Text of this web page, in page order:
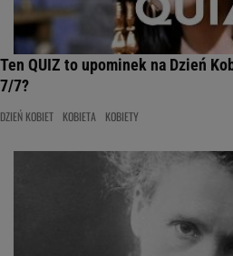
Ten QUIZ to upominek na Dzień
7/7?
DZIEŃ KOBIET KOBIETA KOBIETY